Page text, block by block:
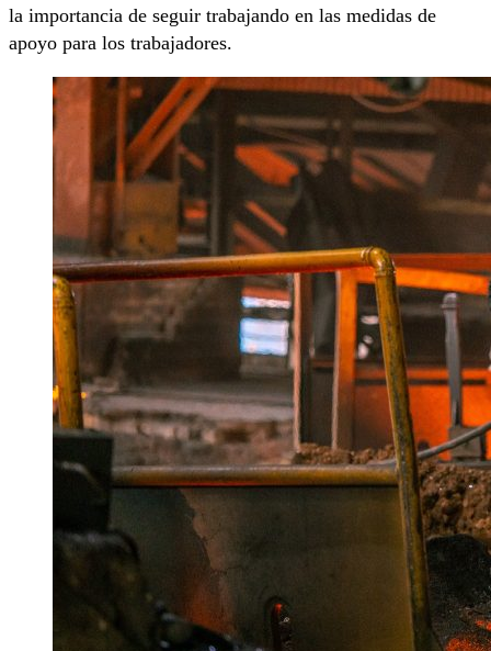
la importancia de seguir trabajando en las medidas de
apoyo para los trabajadores.